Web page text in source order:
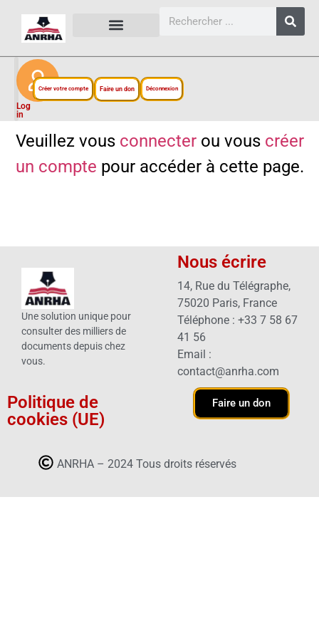
Log
in
Créer votre compte Faire un don Déconnexion
Veuillez vous connecterou vous créer
un compte pour accéder à cette page.
Une solution unique pour
consulter des milliers de
documents depuis chez
vous.
Politique de
cookies (UE)
Nous écrire
14, Rue du Télégraphe,
75020 Paris, France
Téléphone : +33 7 58 67
41 56
Email :
contact@anrha.com
Faire un don
ANRHA – 2024 Tous droits réservés